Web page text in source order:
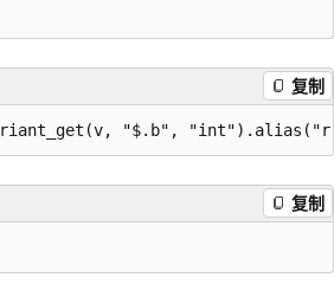
复制
复制